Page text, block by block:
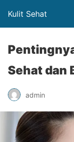
Kulit Sehat
Sehat dan
admin